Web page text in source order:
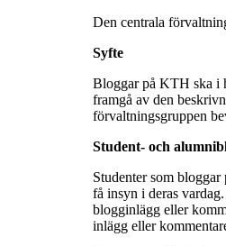
Den centrala
Syfte
Bloggar på KTH ska i
framgå av den
förvaltningsgruppen
Student- och
Studenter som
få insyn i deras
blogginlägg eller
inlägg eller